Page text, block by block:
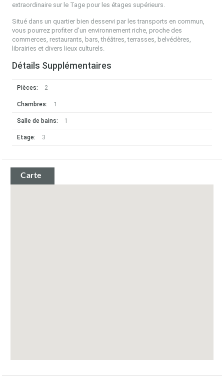
extraordinaire sur le Tage pour les étages supérieurs.
Situé dans un quartier bien desservi par les transports en commun,
vous pourrez profiter d’un environnement riche, proche des
commerces, restaurants, bars, théâtres, terrasses, belvédères,
librairies et divers lieux culturels.
Détails Supplémentaires
Pièces: 2
Chambres: 1
Salle de bains: 1
Etage: 3
Carte